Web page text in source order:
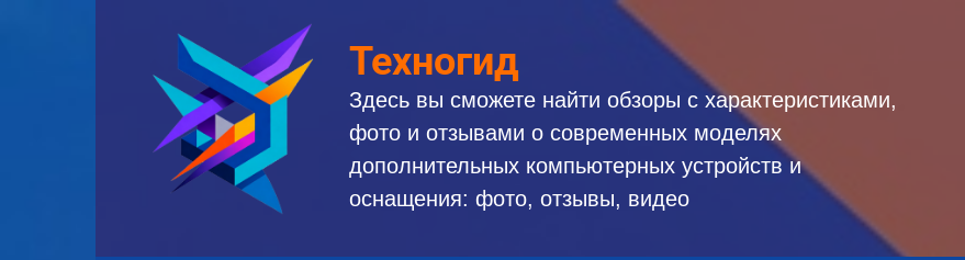
Техногид
Здесь вы сможете найти обзоры с характеристиками,
фото и отзывами о современных моделях
дополнительных компьютерных устройств и
оснащения: фото, отзывы, видео